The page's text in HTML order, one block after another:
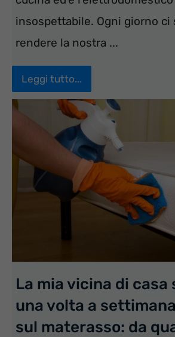
insospettabile. Ogni giorno ci
rendere la nostra ...
Leggi tutto...
La mia vicina di casa
una volta a
sul materasso: da